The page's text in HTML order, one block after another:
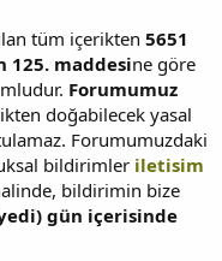
tüm içerikten 5651
125. maddesine göre
Forumumuz
doğabilecek yasal
Forumumuzdaki
bildirimler iletisim
bildirimin bize
gün içerisinde